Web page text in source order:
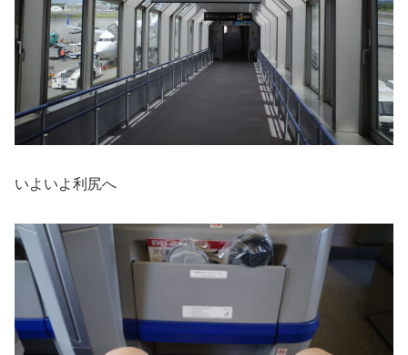
いよいよ利尻へ